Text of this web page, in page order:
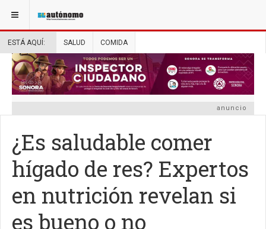
ESTÁ AQUÍ: SALUD COMIDA
anuncio
¿Es saludable comer
hígado de res? Expertos
en nutrición revelan si
es bueno o no